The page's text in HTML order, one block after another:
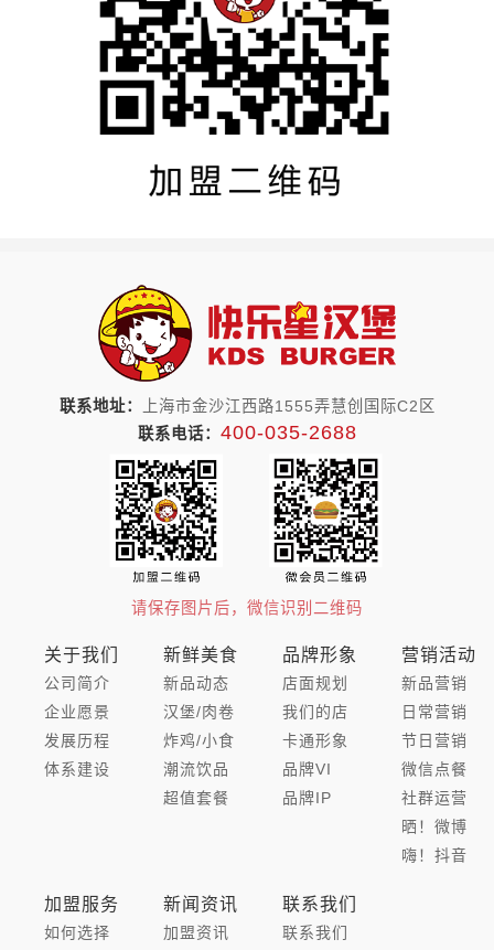
联系地址：
上海市金沙江西路1555弄慧创国际C2区
联系电话： 400-035-2688
请保存图片后，微信识别二维码
关于我们
公司简介
企业愿景
发展历程
体系建设
新鲜美食
新品动态
汉堡/肉卷
炸鸡/小食
潮流饮品
超值套餐
品牌形象
店面规划
我们的店
卡通形象
品牌VI
品牌IP
营销活动
新品营销
日常营销
节日营销
微信点餐
社群运营
晒！微博
嗨！抖音
加盟服务
如何选择
新闻资讯
加盟资讯
联系我们
联系我们